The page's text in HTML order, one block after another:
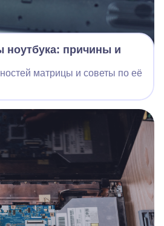
ноутбука: причины и
матрицы и советы по её